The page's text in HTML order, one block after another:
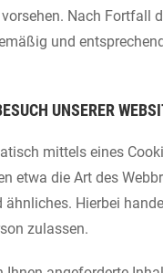
Nach Fortfall
und
UNSERER
mittels eines
etwa die Art des
Hierbei
zulassen.